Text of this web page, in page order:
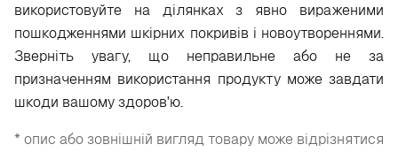
використовуйте на ділянках з явно вираженими
пошкодженнями шкірних покривів і новоутвореннями.
Зверніть увагу, що неправильне або не за
призначенням використання продукту може завдати
шкоди вашому здоров'ю.
* опис або зовнішній вигляд товару може відрізнятися